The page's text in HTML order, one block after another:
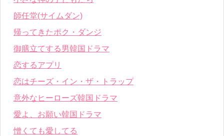
師任堂(サイムダン)
帰ってきたポク・ダンジ
御膳立てする男韓国ドラマ
恋するアプリ
恋はチーズ・イン・ザ・トラップ
意外なヒーローズ韓国ドラマ
愛よ、お願い韓国ドラマ
憎くても愛してる